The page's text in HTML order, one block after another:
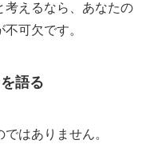
考えるなら、あなたの
可欠です。
語る
はありません。